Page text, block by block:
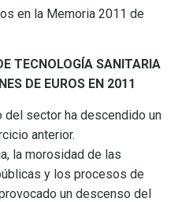
en la Memoria 2011 de
TECNOLOGÍA SANITARIA
DE EUROS EN 2011
del sector ha descendido un
anterior.
la morosidad de las
y los procesos de
un descenso del